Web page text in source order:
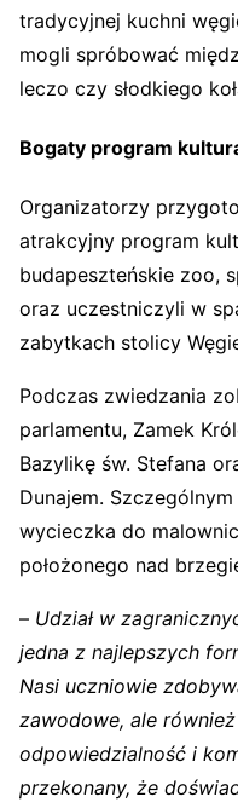
tradycyjnej kuchni
mogli spróbować
leczo czy słodkiego
Bogaty program
Organizatorzy
atrakcyjny program
budapeszteńskie zoo,
oraz uczestniczyli w
zabytkach stolicy
Podczas zwiedzania
parlamentu, Zamek
Bazylikę św. Stefana
Dunajem.
wycieczka do
położonego nad
– Udział w
jedna z najlepszych
Nasi uczniowie
zawodowe, ale
odpowiedzialność i
przekonany, że